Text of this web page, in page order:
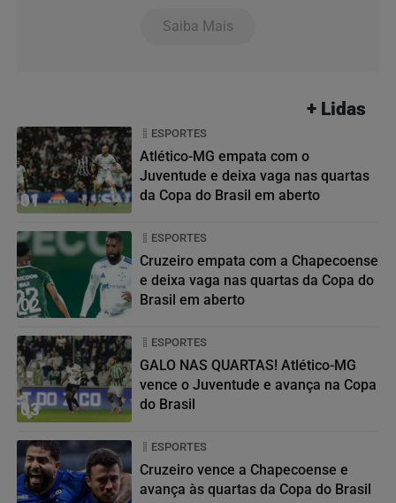
Saiba Mais
+ Lidas
01
ESPORTES
Atlético-MG empata com o
Juventude e deixa vaga nas quartas
da Copa do Brasil em aberto
02
ESPORTES
Cruzeiro empata com a Chapecoense
e deixa vaga nas quartas da Copa do
Brasil em aberto
03
ESPORTES
GALO NAS QUARTAS! Atlético-MG
vence o Juventude e avança na Copa
do Brasil
ESPORTES
Cruzeiro vence a Chapecoense e
avança às quartas da Copa do Brasil